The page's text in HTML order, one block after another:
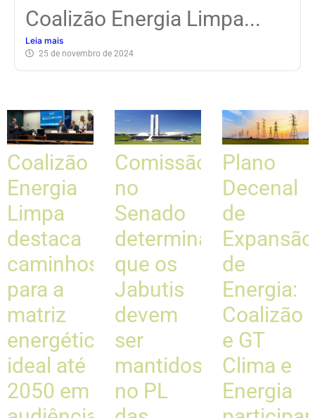
Coalizão Energia Limpa...
Leia mais
25 de novembro de 2024
Coalizão
Energia
Limpa
destaca
caminhos
para a
matriz
energética
ideal até
2050 em
Comissão
no
Senado
determina
que os
Jabutis
devem
ser
mantidos
no PL
Plano
Decenal
de
Expansão
de
Energia:
Coalizão
e GT
Clima e
Energia